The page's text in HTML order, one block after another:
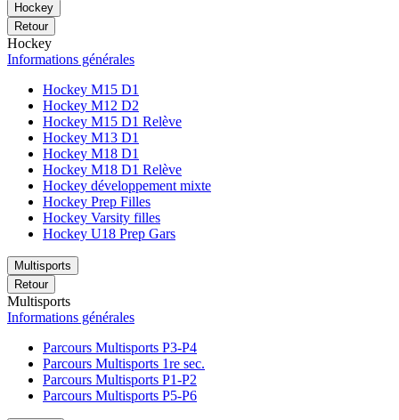
Hockey
Retour
Hockey
Informations générales
Hockey M15 D1
Hockey M12 D2
Hockey M15 D1 Relève
Hockey M13 D1
Hockey M18 D1
Hockey M18 D1 Relève
Hockey développement mixte
Hockey Prep Filles
Hockey Varsity filles
Hockey U18 Prep Gars
Multisports
Retour
Multisports
Informations générales
Parcours Multisports P3-P4
Parcours Multisports 1re sec.
Parcours Multisports P1-P2
Parcours Multisports P5-P6